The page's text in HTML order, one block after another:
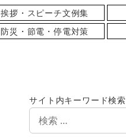
挨拶・スピーチ文例集
防災・節電・停電対策
サイト内キーワード検索
索